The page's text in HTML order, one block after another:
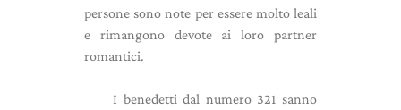
persone sono note per essere molto leali
e rimangono devote ai loro partner
romantici.
I benedetti dal numero 321 sanno